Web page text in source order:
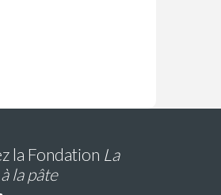
la Fondation La
la pâte